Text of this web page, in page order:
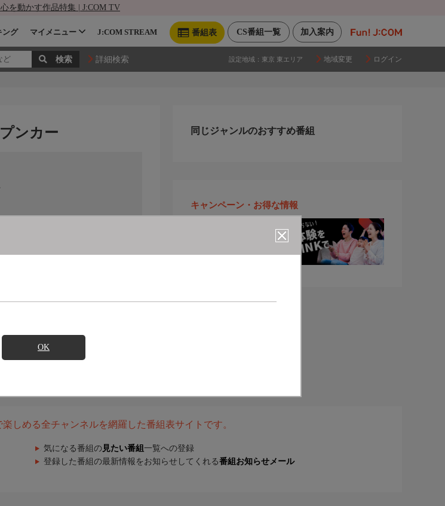
を動かす作品特集 | J:COM TV
加入案内
CS番組一覧
番組表
ング マイメニュー J:COM STREAM
詳細検索 設定地域： 東京 東エリア 地域変更 ログイン
OK
ンカー 同じジャンルのおすすめ番組
キャンペーン・お得な情報
しめる全チャンネルを網羅した番組表サイトです。
気になる番組の 見たい番組 一覧への登録
登録した番組の最新情報をお知らせしてくれる番組お知らせメール